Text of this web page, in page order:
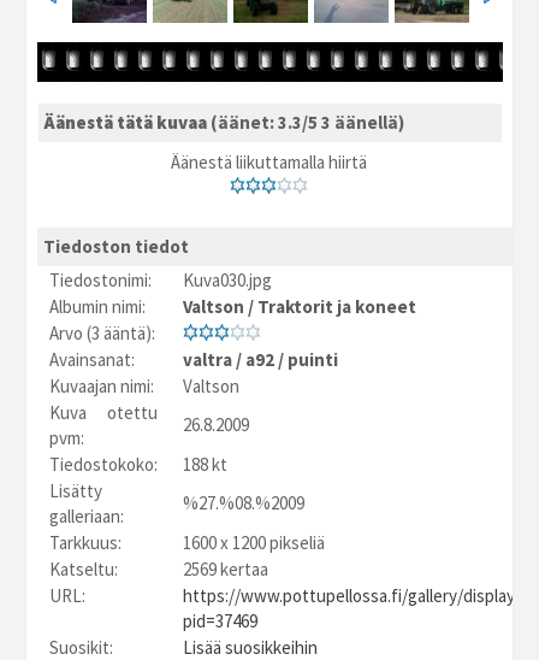
Äänestä tätä kuvaa (äänet: 3.3/5 3 äänellä)
Äänestä liikuttamalla hiirtä
Tiedoston tiedot
Tiedostonimi:
Kuva030.jpg
Albumin nimi:
Valtson / Traktorit ja koneet
Arvo (3 ääntä):
Avainsanat:
valtra / a92 / puinti
Kuvaajan nimi:
Valtson
Kuva otettu
pvm:
26.8.2009
Tiedostokoko:
188 kt
Lisätty
galleriaan:
%27.%08.%2009
Tarkkuus:
1600 x 1200 pikseliä
Katseltu:
2569 kertaa
URL:
https://www.pottupellossa.fi/gallery/
pid=37469
Suosikit:
Lisää suosikkeihin